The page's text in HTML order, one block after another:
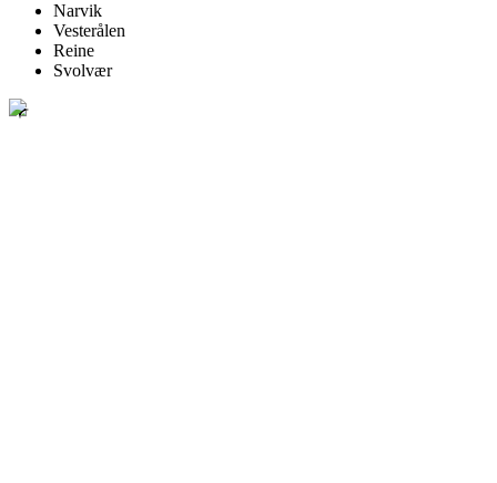
Narvik
Vesterålen
Reine
Svolvær